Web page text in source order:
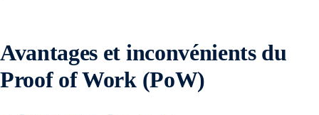
Avantages et inconvénientsdu
Proof of Work (PoW)